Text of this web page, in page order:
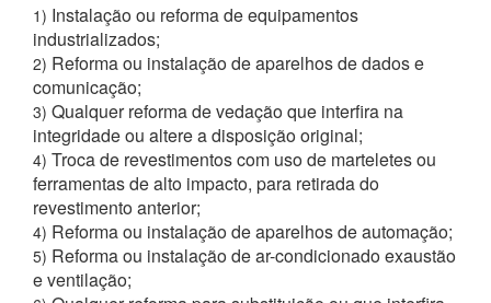
1) Instalação ou reforma de equipamentos
industrializados;
2) Reforma ou instalação de aparelhos de dados e
comunicação;
3) Qualquer reforma de vedação que interfira na
integridade ou altere a disposição original;
4) Troca de revestimentos com uso de marteletes ou
ferramentas de alto impacto, para retirada do
revestimento anterior;
4) Reforma ou instalação de aparelhos de automação;
5) Reforma ou instalação de ar-condicionado exaustão
e ventilação;